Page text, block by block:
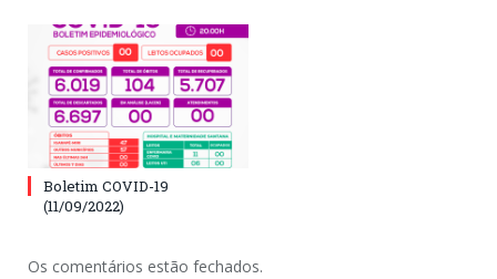
Boletim COVID-19
(11/09/2022)
Os comentários estão fechados.